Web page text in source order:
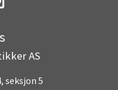
AS
seksjon 5